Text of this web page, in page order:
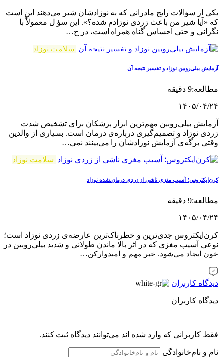
یکی از سؤالات رایج مادرانی که به نوزادشان شیر می‌دهند این است
که «آیا شیر من باعث زردی نوزادم شده؟». این سؤال معمولاً با
نگرانی و حتی احساس گناه همراه است، در ح…
سلامت نوزاد
آزمایش بیلی‌روبین نوزاد و تفسیر نتیجه آن
مطالعه:9 دقیقه
۱۴۰۵/۰۴/۲۴
آزمایش بیلی‌روبین مهم‌ترین ابزار پزشکان برای تشخیص شدت
زردی نوزاد و تصمیم‌گیری درباره‌ی درمان است. بسیاری از والدین
وقتی برگه‌ی آزمایش نوزادشان را می‌بینند نمی‌…
سلامت نوزاد
کرن‌ایکتروس؛ آسیب مغزی ناشی از زردی درمان‌نشده نوزاد
مطالعه:9 دقیقه
۱۴۰۵/۰۴/۲۴
کرن‌ایکتروس جدی‌ترین و خطرناک‌ترین عارضه‌ی زردی نوزاد است؛
نوعی آسیب مغزی که در اثر بالا ماندن طولانی و شدید بیلی‌روبین در
خون ایجاد می‌شود. خبر مهم و امیدوارکن…
دیدگاه کاربران
دیدگاه کاربران
فقط کاربرانی که وارد شده اند می‌توانند دیدگاه ثبت کنند.
نام و نام‌خانوادگی